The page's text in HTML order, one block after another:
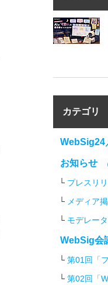
カテゴリ
WebSig24
お知らせ
プレスリ
メディア
モデレー
WebSig会
第01回「
第02回「